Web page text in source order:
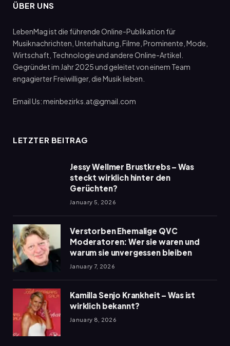
ÜBER UNS
LebenMag ist die führende Online-Publikation für
Musiknachrichten, Unterhaltung, Filme, Prominente, Mode,
Wirtschaft, Technologie und andere Online-Artikel.
Gegründet im Jahr 2025 und geleitet von einem Team
engagierter Freiwilliger, die Musik lieben.
Email Us: meinbezirks.at@gmail.com
LETZTER BEITRAG
Jessy Wellmer Brustkrebs – Was
steckt wirklich hinter den
Gerüchten?
January 5, 2026
Verstorben Ehemalige QVC
Moderatoren: Wer sie waren und
warum sie unvergessen bleiben
January 7, 2026
Kamilla Senjo Krankheit – Was ist
wirklich bekannt?
January 8, 2026